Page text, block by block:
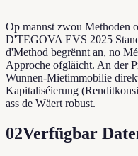
Op mannst zwou Methoden
D'TEGOVA EVS 2025
d'Method begrënnt an, no
Approche ofgläicht. An der
Wunnen-Mietimmobilie
Kapitaliséierung
ass de Wäert robust.
02Verfügbar